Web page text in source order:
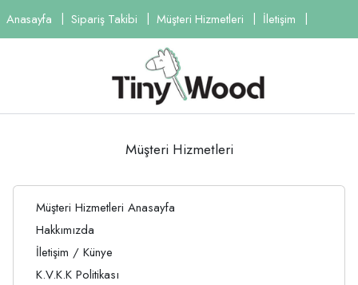
Anasayfa Sipariş Takibi Müşteri Hizmetleri İletişim
Müşteri Hizmetleri
Müşteri Hizmetleri Anasayfa
Hakkımızda
İletişim / Künye
K.V.K.K Politikası